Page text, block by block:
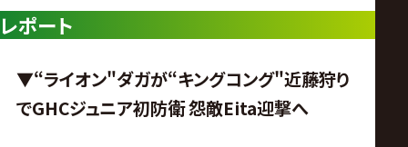
レポート
▼“ライオン"ダガが“キングコング"近藤狩り
でGHCジュニア初防衛 怨敵Eita迎撃へ